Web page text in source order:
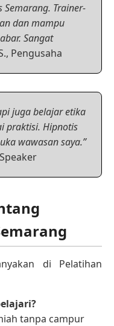
Semarang. Trainer-
dan mampu
Sangat
Pengusaha
juga belajar etika
praktisi. Hipnotis
wawasan saya.”
di Pelatihan
tanpa campur